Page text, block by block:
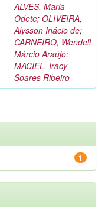
ALVES, Maria
Odete; OLIVEIRA,
Alysson Inácio de;
CARNEIRO, Wendell
Márcio Araújo;
MACIEL, Iracy
Soares Ribeiro
1